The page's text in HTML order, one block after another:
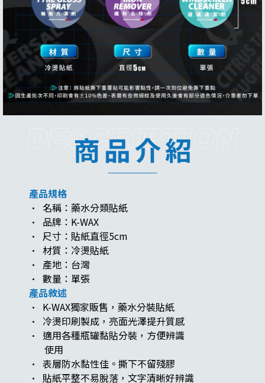
產品規格
· 名稱：藥水分類貼紙
· 品牌：K-WAX
· 尺寸：貼紙直徑5cm
· 材質：冷燙貼紙
· 產地：台灣
· 數量：單張
產品敘述
· K-WAX獨家販售，藥水分裝貼紙
· 冷燙印刷製成，亮面光澤提升質感
· 適用各種瓶罐黏貼分裝，方便辨識
使用
· 表層防水黏性佳。撕下不留殘膠
· 貼紙平整不易脫落，文字清晰好辨識